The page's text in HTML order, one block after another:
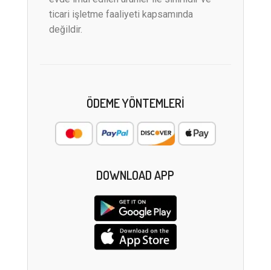
ticari işletme faaliyeti kapsamında
değildir.
ÖDEME YÖNTEMLERI
DOWNLOAD APP